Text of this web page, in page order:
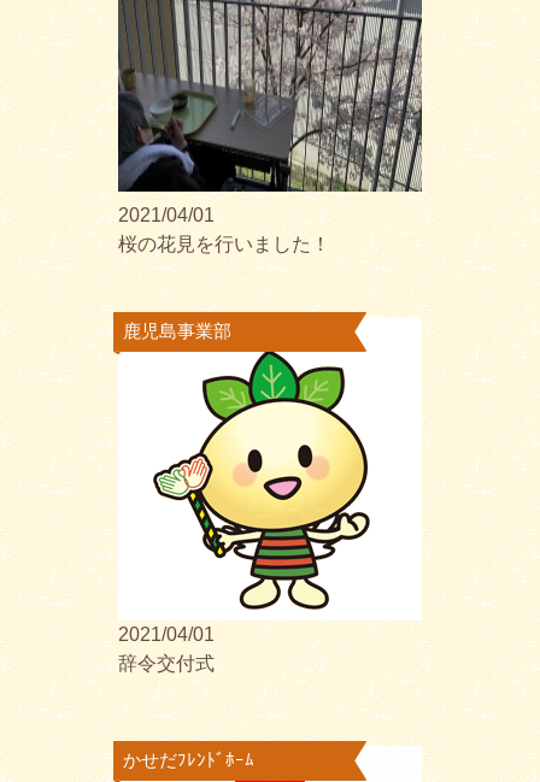
2021/04/01
桜の花見を行いました！
鹿児島事業部
2021/04/01
辞令交付式
かせだﾌﾚﾝﾄﾞﾎｰﾑ